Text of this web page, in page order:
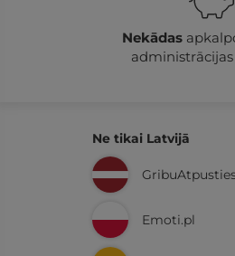
Nekādas
administrācijas
Ne tikai Latvijā
Emoti.pl